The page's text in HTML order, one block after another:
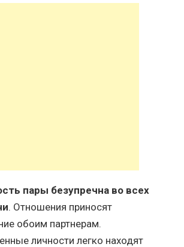
пары безупречна во всех
. Отношения приносят
обоим партнерам.
личности легко находят